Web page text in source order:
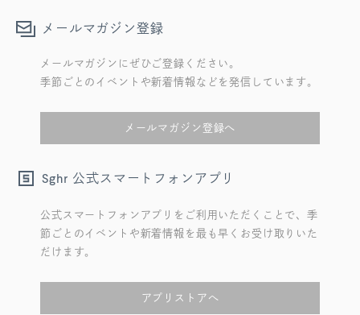
メールマガジン登録
メールマガジンにぜひご登録ください。
季節ごとのイベントや新着情報などを発信しています。
メールマガジン登録へ
Sghr 公式スマートフォンアプリ
公式スマートフォンアプリをご利用いただくことで、季
節ごとのイベントや新着情報を最も早くお受け取りいた
だけます。
アプリストアへ